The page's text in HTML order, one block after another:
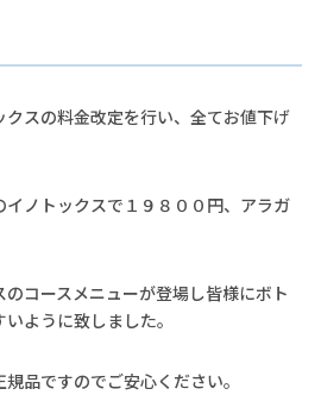
クスの料金改定を行い、全てお値下げ
ノトックスで１９８００円、アラガ
コースメニューが登場し皆様にボト
ように致しました。
品ですのでご安心ください。